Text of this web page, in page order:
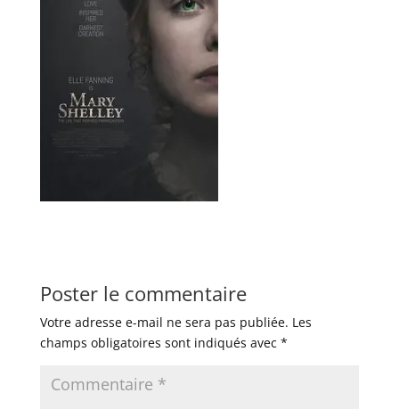
Poster le commentaire
Votre adresse e-mail ne sera pas publiée. Les
champs obligatoires sont indiqués avec *